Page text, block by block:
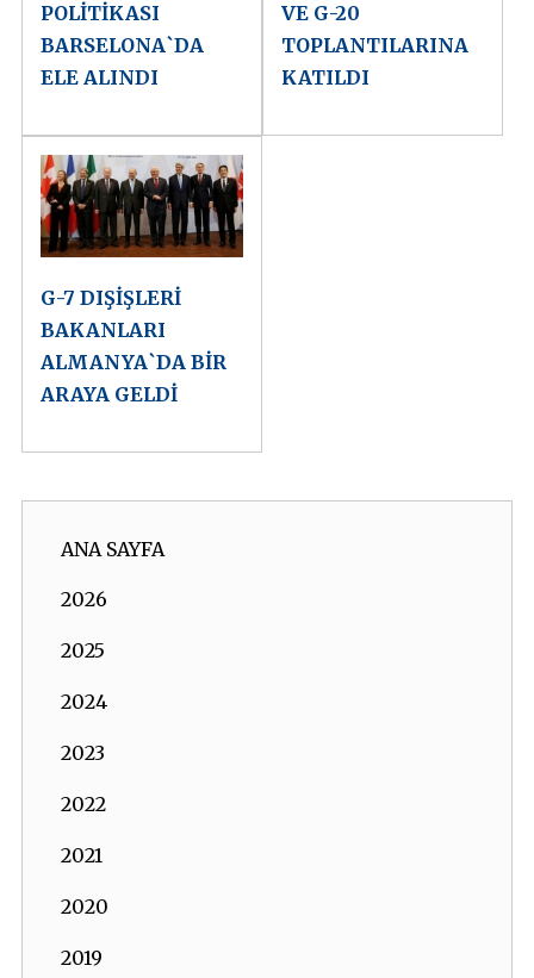
POLİTİKASI
BARSELONA`DA
ELE ALINDI
VE G-20
TOPLANTILARINA
KATILDI
G-7 DIŞİŞLERİ
BAKANLARI
ALMANYA`DA BİR
ARAYA GELDİ
ANA SAYFA
2026
2025
2024
2023
2022
2021
2020
2019